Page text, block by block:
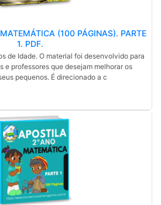
(100 PÁGINAS). PARTE
1. PDF.
de Idade. O material foi desenvolvido para
e professores que desejam melhorar os
pequenos. É direcionado a c